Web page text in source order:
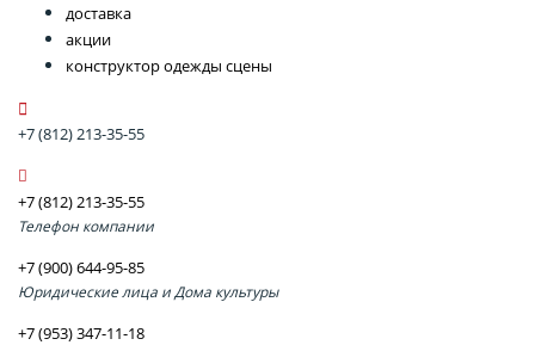
доставка
акции
конструктор одежды сцены
+7 (812) 213-35-55
+7 (812) 213-35-55
Телефон компании
+7 (900) 644-95-85
Юридические лица и Дома культуры
+7 (953) 347-11-18